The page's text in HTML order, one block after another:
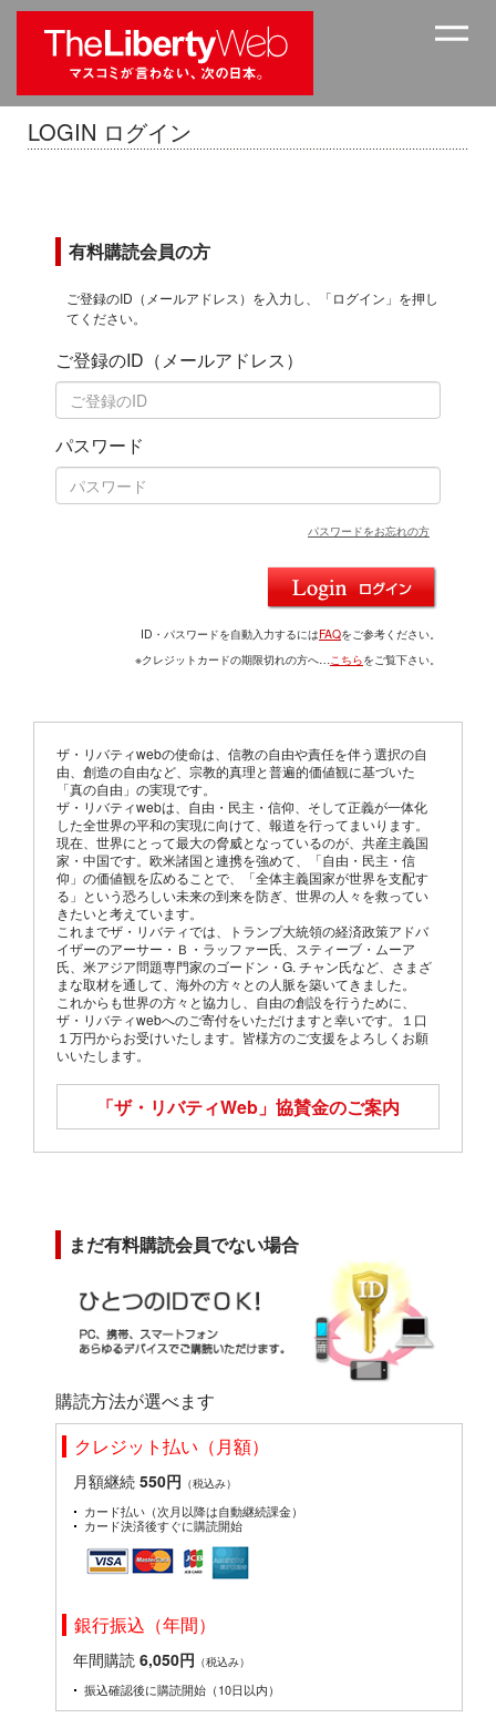
LOGIN ログイン
有料購読会員の方
ご登録のID（メールアドレス）を入力し、「ログイン」を押し
てください。
ご登録のID（メールアドレス）
パスワード
パスワードをお忘れの方
ID・パスワードを自動入力するにはFAQをご参考ください。
※クレジットカードの期限切れの方へ…こちらをご覧下さい。
ザ・リバティwebの使命は、信教の自由や責任を伴う選択の自
由、創造の自由など、宗教的真理と普遍的価値観に基づいた
「真の自由」の実現です。
ザ・リバティwebは、自由・民主・信仰、そして正義が一体化
した全世界の平和の実現に向けて、報道を行ってまいります。
現在、世界にとって最大の脅威となっているのが、共産主義国
家・中国です。欧米諸国と連携を強めて、「自由・民主・信
仰」の価値観を広めることで、「全体主義国家が世界を支配す
る」という恐ろしい未来の到来を防ぎ、世界の人々を救ってい
きたいと考えています。
これまでザ・リバティでは、トランプ大統領の経済政策アドバ
イザーのアーサー・Ｂ・ラッファー氏、スティーブ・ムーア
氏、米アジア問題専門家のゴードン・G. チャン氏など、さまざ
まな取材を通して、海外の方々との人脈を築いてきました。
これからも世界の方々と協力し、自由の創設を行うために、
ザ・リバティwebへのご寄付をいただけますと幸いです。１口
１万円からお受けいたします。皆様方のご支援をよろしくお願
いいたします。
「ザ・リバティWeb」 協賛金のご案内
まだ有料購読会員でない場合
購読方法が選べます
クレジット払い（月額）
月額継続 550円 （税込み）
カード払い（次月以降は自動継続課金）
カード決済後すぐに購読開始
銀行振込（年間）
年間購読 6,050円 （税込み）
振込確認後に購読開始（10日以内）